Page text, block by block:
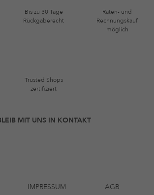
Bis zu 30 Tage
Rückgaberecht
Raten- und
Rechnungskauf
möglich
Trusted Shops
zertifiziert
MIT UNS IN KONTAKT
IMPRESSUM AGB